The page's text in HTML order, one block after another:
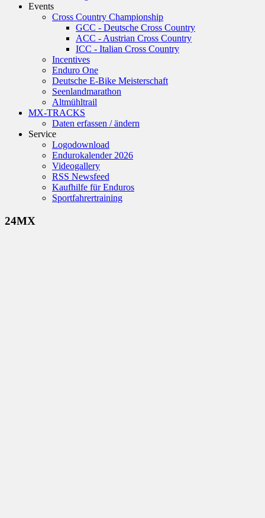
Events
Cross Country Championship
GCC - Deutsche Cross Country
ACC - Austrian Cross Country
ICC - Italian Cross Country
Incentives
Enduro One
Deutsche E-Bike Meisterschaft
Seenlandmarathon
Altmühltrail
MX-TRACKS
Daten erfassen / ändern
Service
Logodownload
Endurokalender 2026
Videogallery
RSS Newsfeed
Kaufhilfe für Enduros
Sportfahrertraining
24MX